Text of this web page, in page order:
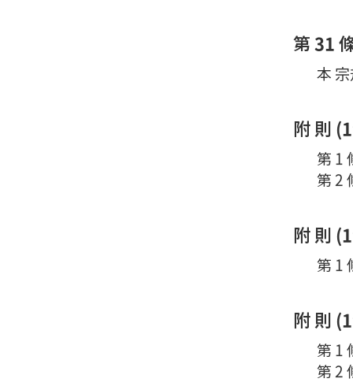
第 31
本
附 則
第 1
第 2
附 則
第 1
附 則
第 1
第 2